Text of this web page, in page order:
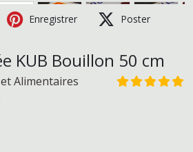
Enregistrer Poster
KUB Bouillon 50 cm
Alimentaires